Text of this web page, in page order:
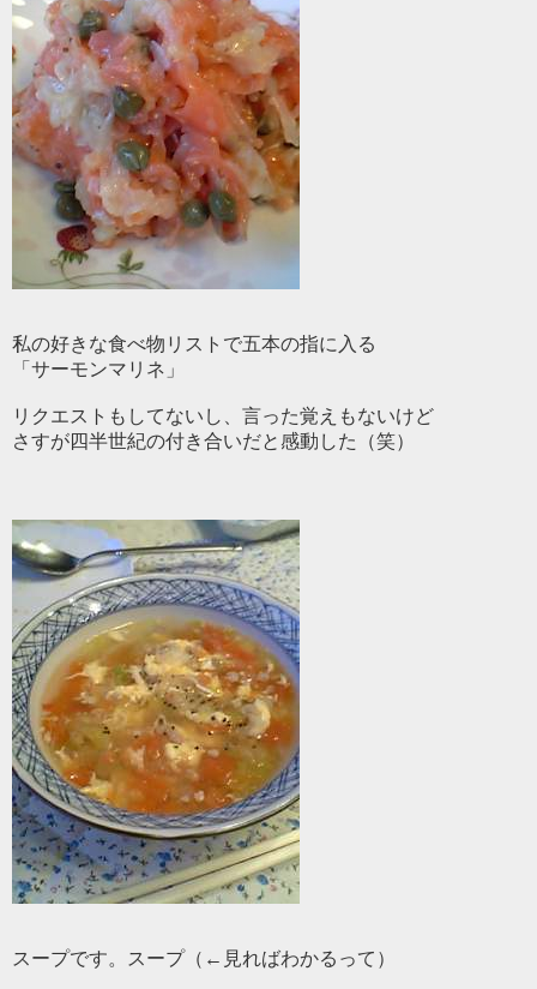
私の好きな食べ物リストで五本の指に入る
「サーモンマリネ」
リクエストもしてないし、言った覚えもないけど
さすが四半世紀の付き合いだと感動した（笑）
スープです。スープ（←見ればわかるって）